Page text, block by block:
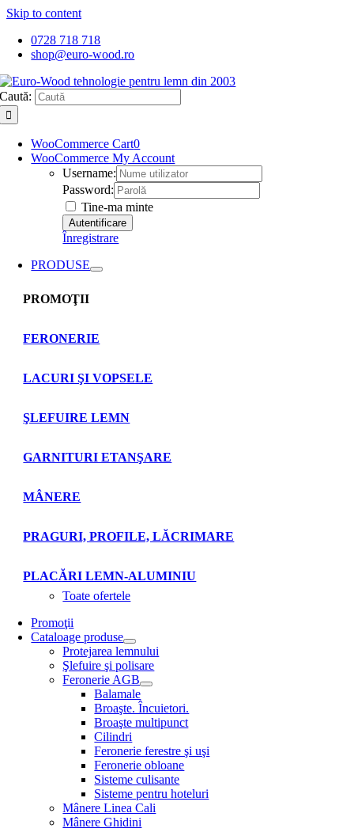
Skip to content
0728 718 718
shop@euro-wood.ro
Caută:
WooCommerce Cart0
WooCommerce My Account
Username:
Password:
Tine-ma minte
Înregistrare
PRODUSE
PROMOŢII
FERONERIE
LACURI ŞI VOPSELE
ŞLEFUIRE LEMN
GARNITURI ETANŞARE
MÂNERE
PRAGURI, PROFILE, LĂCRIMARE
PLACĂRI LEMN-ALUMINIU
Toate ofertele
Promoţii
Cataloage produse
Protejarea lemnului
Şlefuire şi polisare
Feronerie AGB
Balamale
Broaşte. Încuietori.
Broaşte multipunct
Cilindri
Feronerie ferestre şi uşi
Feronerie obloane
Sisteme culisante
Sisteme pentru hoteluri
Mânere Linea Cali
Mânere Ghidini